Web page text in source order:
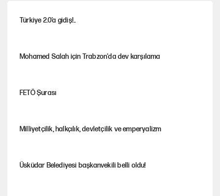
Türkiye 2.0’a gidiş!..
Mohamed Salah için Trabzon'da dev karşılama
FETÖ Şurası
Milliyetçilik, halkçılık, devletçilik ve emperyalizm
Üsküdar Belediyesi başkanvekili belli oldu!